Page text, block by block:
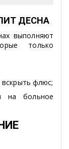
ДЕСНА
выполняют
только
флюс;
на больное